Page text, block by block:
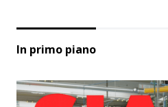
In primo piano